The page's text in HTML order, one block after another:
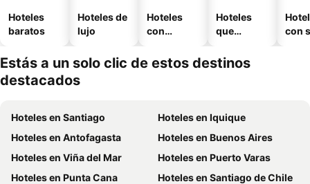
Hoteles
baratos
Hoteles de
lujo
Hoteles
con
Hoteles
que
mascotas
con
Estás a un solo clic de estos destinos
destacados
Hoteles en Santiago
Hoteles en Iquique
Hoteles en Antofagasta
Hoteles en Buenos Aires
Hoteles en Viña del Mar
Hoteles en Puerto Varas
Hoteles en Punta Cana
Hoteles en Santiago de Chile